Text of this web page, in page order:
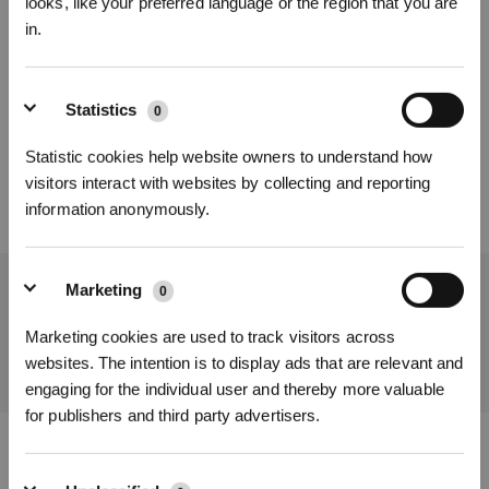
in.
Statistics 0
Statistic cookies help website owners to understand how
visitors interact with websites by collecting and reporting
information anonymously.
Marketing 0
Marketing cookies are used to track visitors across
websites. The intention is to display ads that are relevant and
engaging for the individual user and thereby more valuable
for publishers and third party advertisers.
Holen Sie sich die neuesten Nachrichten von ECOVACS
EINREICHEN
Jetzt anmelden 3% sparen!
Abonnieren
*Melden Sie sich für unseren Newsletter an und erhalten Sie einen
exklusiven 3%-Rabattgutschein für Ihre nächste Bestellung.